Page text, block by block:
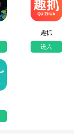
趣抓
进入